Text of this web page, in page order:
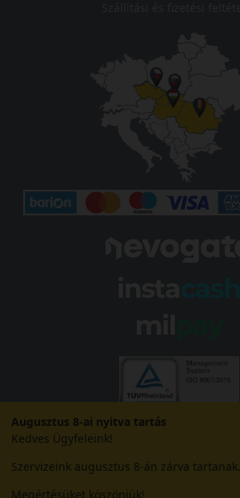
Augusztus 8-ai nyitva tartás
Kedves Ügyfeleink!
Szervizeink augusztus 8-án zárva tartanak.
Megértésüket köszönjük!